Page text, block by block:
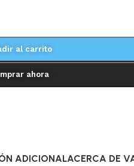
al carrito
ahora
ADICIONALACERCA DE